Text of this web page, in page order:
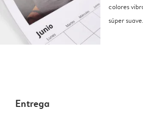
colores
súper suave.
Entrega